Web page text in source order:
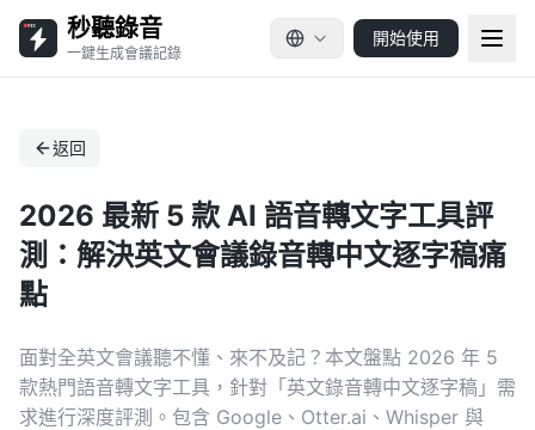
秒聽錄音
一鍵生成會議記錄
開始使用
返回
2026 最新 5 款 AI 語音轉文字工具評
測：解決英文會議錄音轉中文逐字稿痛
點
面對全英文會議聽不懂、來不及記？本文盤點 2026 年 5
款熱門語音轉文字工具，針對「英文錄音轉中文逐字稿」需
求進行深度評測。包含 Google、Otter.ai、Whisper 與